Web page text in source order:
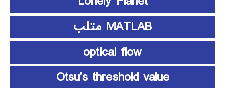
MATLAB متلب
optical flow
Otsu’s threshold value